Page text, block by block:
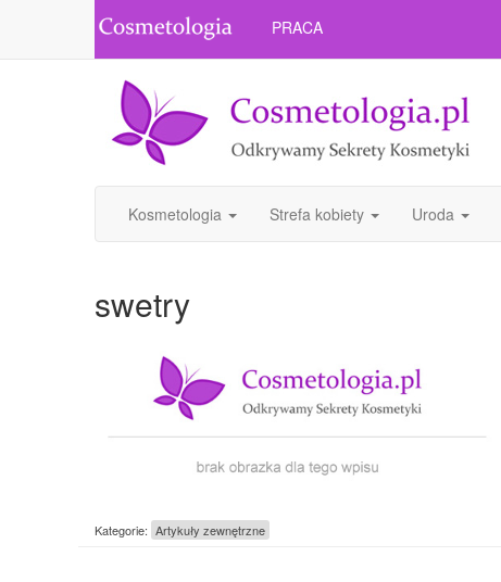
PRACA
Kosmetologia Strefa kobiety Uroda
swetry
Kategorie: Artykuły zewnętrzne